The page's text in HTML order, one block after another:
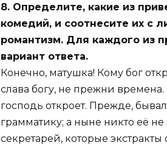
8. Определите, какие из
комедий, и соотнесите их с
романтизм. Для каждого из
вариант ответа.
Конечно, матушка! Кому бог
слава богу, не прежни времена.
господь откроет. Прежде,
грамматику; а ныне никто её
секретарей, которые